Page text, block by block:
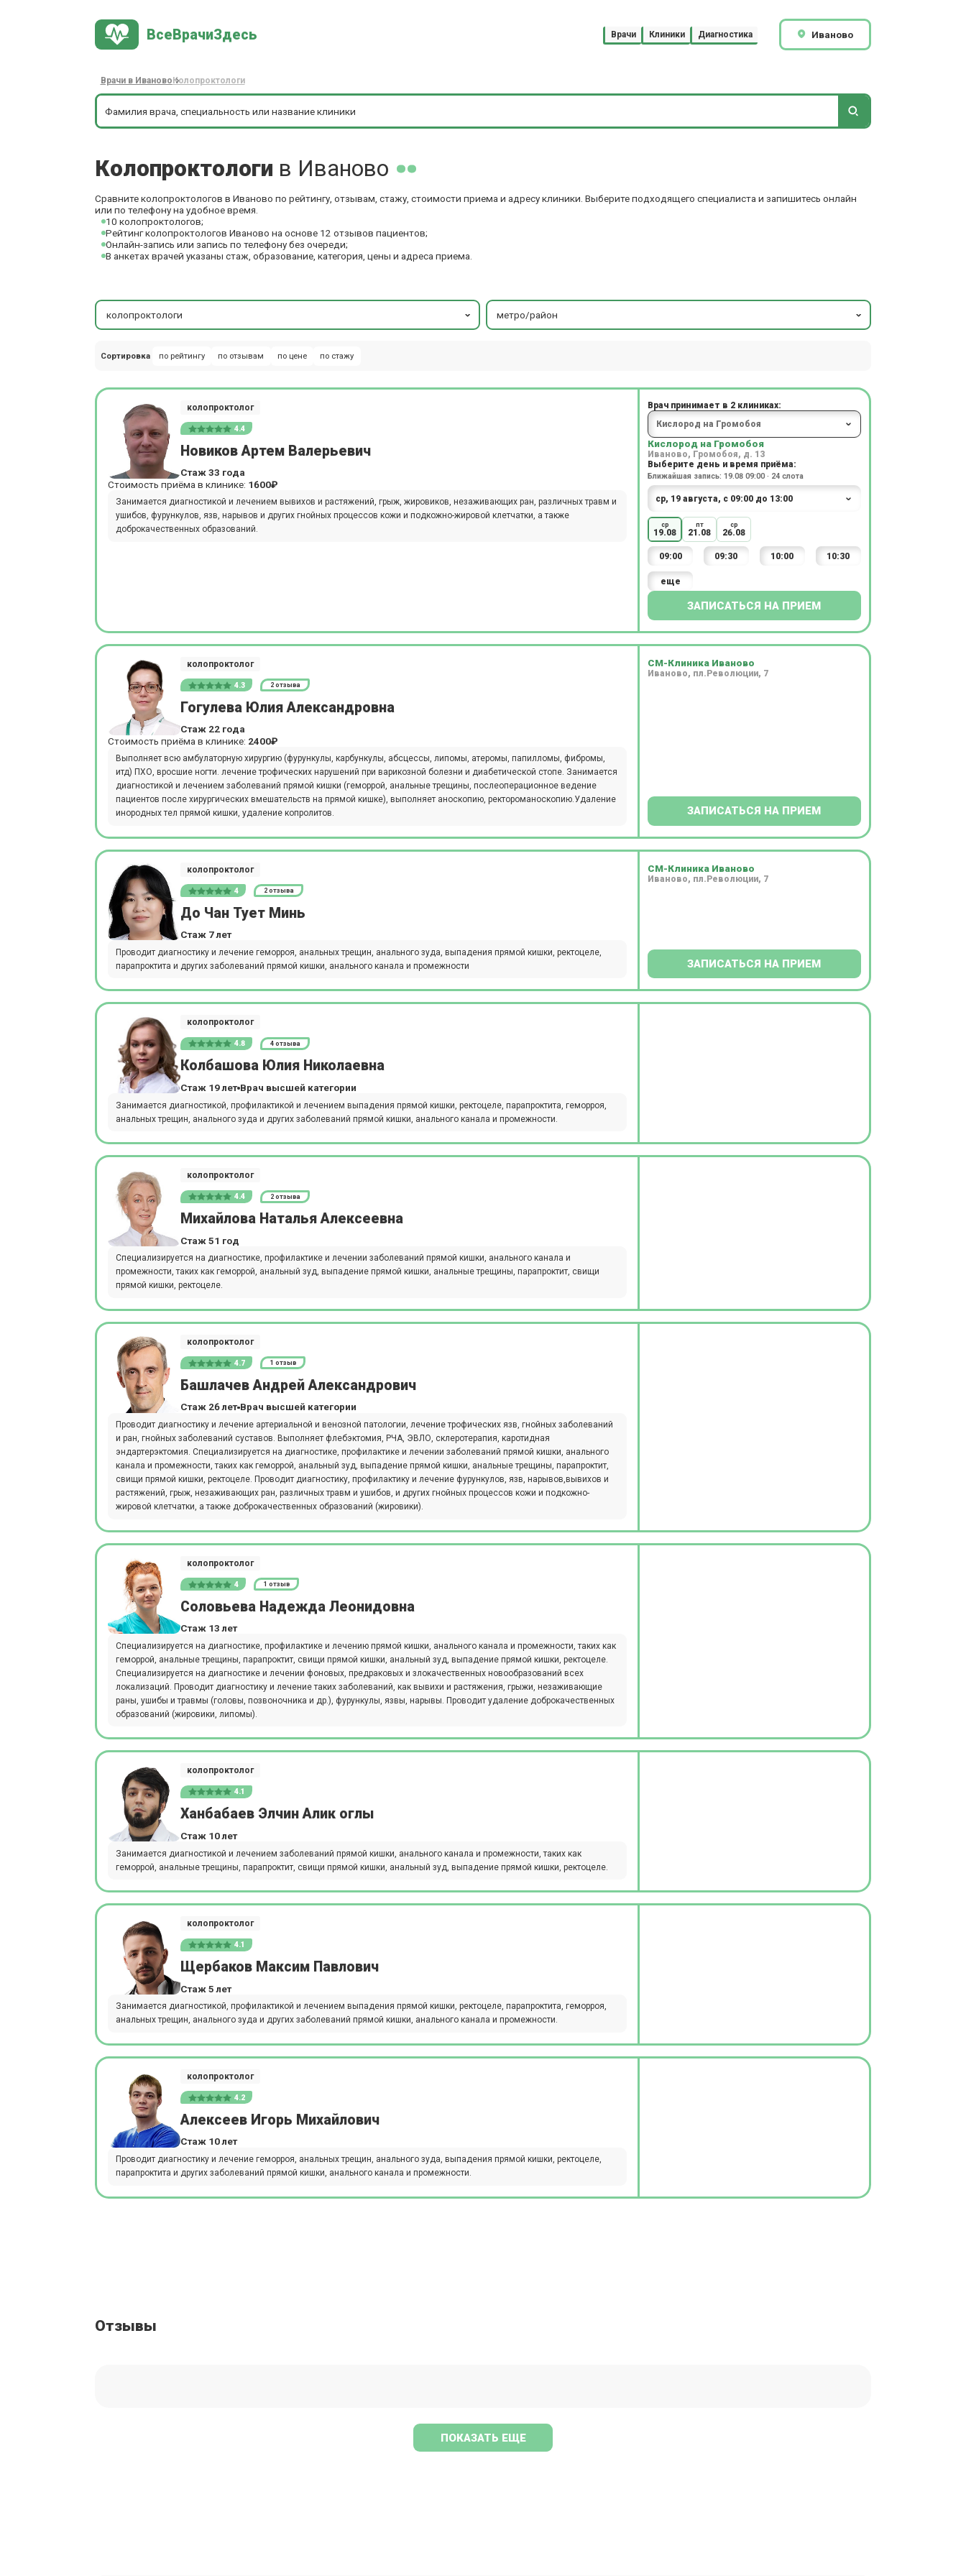
ВсеВрачиЗдесь Врачи Клиники Диагностика Иваново
Врачи в Иваново Колопроктологи
Колопроктологи в Иваново
Сравните колопроктологов в Иваново по рейтингу, отзывам, стажу, стоимости приема и адресу клиники. Выберите подходящего специалиста и запишитесь онлайн
или по телефону на удобное время.
10 колопроктологов;
Рейтинг колопроктологов Иваново на основе 12 отзывов пациентов;
Онлайн-запись или запись по телефону без очереди;
В анкетах врачей указаны стаж, образование, категория, цены и адреса приема.
колопроктологи метро/район
Сортировка по рейтингу по отзывам по цене по стажу
колопроктолог
4.4
Новиков Артем Валерьевич
Стаж 33 года
Стоимость приёма в клинике: 1600₽
Занимается диагностикой и лечением вывихов и растяжений, грыж, жировиков, незаживающих ран, различных травм и
ушибов, фурункулов, язв, нарывов и других гнойных процессов кожи и подкожно-жировой клетчатки, а также
доброкачественных образований.
Врач принимает в 2 клиниках:
Кислород на Громобоя
Иваново, Громобоя, д. 13
Выберите день и время приёма:
Ближайшая запись: 19.08 09:00 · 24 слота
ср
19.08
пт
21.08
ср
26.08
09:00 09:30 10:00 10:30
еще
ЗАПИСАТЬСЯ НА ПРИЕМ
колопроктолог
4.3 2 отзыва
Гогулева Юлия Александровна
Стаж 22 года
Стоимость приёма в клинике: 2400₽
Выполняет всю амбулаторную хирургию (фурункулы, карбункулы, абсцессы, липомы, атеромы, папилломы, фибромы,
итд) ПХО, вросшие ногти. лечение трофических нарушений при варикозной болезни и диабетической стопе. Занимается
диагностикой и лечением заболеваний прямой кишки (геморрой, анальные трещины, послеоперационное ведение
пациентов после хирургических вмешательств на прямой кишке), выполняет аноскопию, ректороманоскопию.Удаление
инородных тел прямой кишки, удаление копролитов.
СМ-Клиника Иваново
Иваново, пл.Революции, 7
ЗАПИСАТЬСЯ НА ПРИЕМ
колопроктолог
4 2 отзыва
До Чан Тует Минь
Стаж 7 лет
Проводит диагностику и лечение геморроя, анальных трещин, анального зуда, выпадения прямой кишки, ректоцеле,
парапроктита и других заболеваний прямой кишки, анального канала и промежности
СМ-Клиника Иваново
Иваново, пл.Революции, 7
ЗАПИСАТЬСЯ НА ПРИЕМ
колопроктолог
4.8 4 отзыва
Колбашова Юлия Николаевна
Стаж 19 лет Врач высшей категории
Занимается диагностикой, профилактикой и лечением выпадения прямой кишки, ректоцеле, парапроктита, геморроя,
анальных трещин, анального зуда и других заболеваний прямой кишки, анального канала и промежности.
колопроктолог
4.4 2 отзыва
Михайлова Наталья Алексеевна
Стаж 51 год
Специализируется на диагностике, профилактике и лечении заболеваний прямой кишки, анального канала и
промежности, таких как геморрой, анальный зуд, выпадение прямой кишки, анальные трещины, парапроктит, свищи
прямой кишки, ректоцеле.
колопроктолог
4.7 1 отзыв
Башлачев Андрей Александрович
Стаж 26 лет Врач высшей категории
Проводит диагностику и лечение артериальной и венозной патологии, лечение трофических язв, гнойных заболеваний
и ран, гнойных заболеваний суставов. Выполняет флебэктомия, РЧА, ЭВЛО, склеротерапия, каротидная
эндартерэктомия. Специализируется на диагностике, профилактике и лечении заболеваний прямой кишки, анального
канала и промежности, таких как геморрой, анальный зуд, выпадение прямой кишки, анальные трещины, парапроктит,
свищи прямой кишки, ректоцеле. Проводит диагностику, профилактику и лечение фурункулов, язв, нарывов,вывихов и
растяжений, грыж, незаживающих ран, различных травм и ушибов, и других гнойных процессов кожи и подкожно-
жировой клетчатки, а также доброкачественных образований (жировики).
колопроктолог
4 1 отзыв
Соловьева Надежда Леонидовна
Стаж 13 лет
Специализируется на диагностике, профилактике и лечению прямой кишки, анального канала и промежности, таких как
геморрой, анальные трещины, парапроктит, свищи прямой кишки, анальный зуд, выпадение прямой кишки, ректоцеле.
Специализируется на диагностике и лечении фоновых, предраковых и злокачественных новообразований всех
локализаций. Проводит диагностику и лечение таких заболеваний, как вывихи и растяжения, грыжи, незаживающие
раны, ушибы и травмы (головы, позвоночника и др.), фурункулы, язвы, нарывы. Проводит удаление доброкачественных
образований (жировики, липомы).
колопроктолог
4.1
Ханбабаев Элчин Алик оглы
Стаж 10 лет
Занимается диагностикой и лечением заболеваний прямой кишки, анального канала и промежности, таких как
геморрой, анальные трещины, парапроктит, свищи прямой кишки, анальный зуд, выпадение прямой кишки, ректоцеле.
колопроктолог
4.1
Щербаков Максим Павлович
Стаж 5 лет
Занимается диагностикой, профилактикой и лечением выпадения прямой кишки, ректоцеле, парапроктита, геморроя,
анальных трещин, анального зуда и других заболеваний прямой кишки, анального канала и промежности.
колопроктолог
4.2
Алексеев Игорь Михайлович
Стаж 10 лет
Проводит диагностику и лечение геморроя, анальных трещин, анального зуда, выпадения прямой кишки, ректоцеле,
парапроктита и других заболеваний прямой кишки, анального канала и промежности.
Отзывы
ПОКАЗАТЬ ЕЩЕ